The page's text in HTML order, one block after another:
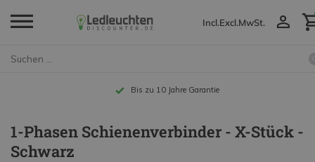
Incl.Excl.MwSt.
Bis zu 10 Jahre Garantie
1-Phasen Schienenverbinder - X-Stück -
Schwarz